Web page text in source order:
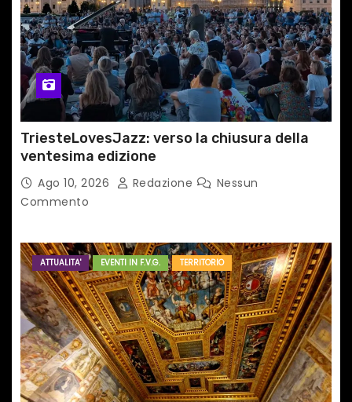
TriesteLovesJazz: verso la chiusura della
ventesima edizione
Ago 10, 2026 Redazione
Nessun
Commento
ATTUALITA' EVENTI IN F.V.G. TERRITORIO